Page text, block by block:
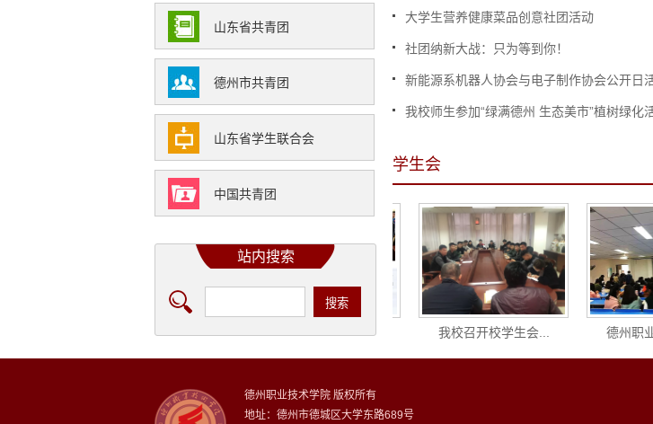
山东省共青团
德州市共青团
山东省学生联合会
中国共青团
站内搜索
大学生营养健康菜品创意社团活动
社团纳新大战：只为等到你！
新能源系机器人协会与电子制作协会公开日
我校师生参加“绿满德州 生态美市”植树绿化
学生会
我校举行19校学生... 我校召开19级院学... 我校召开校学生会... 德州职业
德州职业技术学院 版权所有
地址：德州市德城区大学东路689号